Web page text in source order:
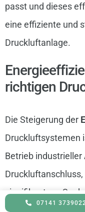
passt und dieses
eine effiziente und
Druckluftanlage.
richtigen
Die Steigerung der
Druckluftsystemen
Betrieb industrieller
signifikant zur
07141